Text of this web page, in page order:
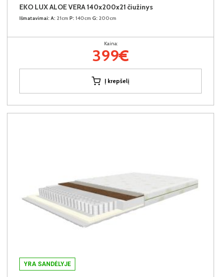
EKO LUX ALOE VERA 140x200x21 čiužinys
Išmatavimai: A: 21cm P: 140cm G: 200cm
Kaina:
399€
Į krepšelį
YRA SANDĖLYJE